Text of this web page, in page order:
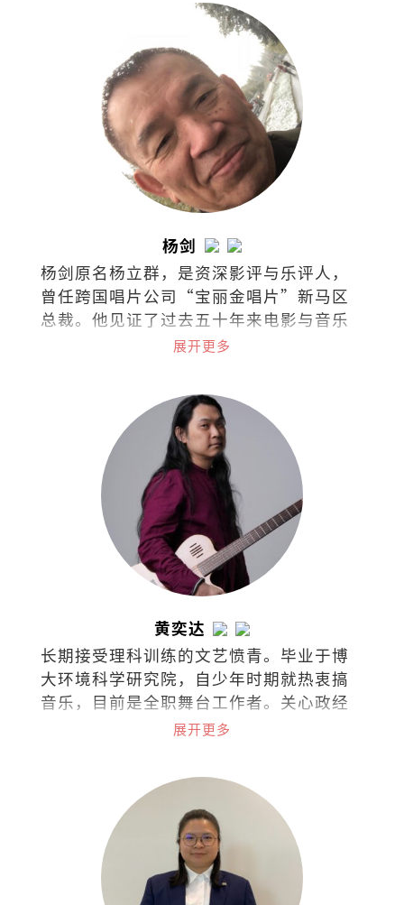
杨剑
杨剑原名杨立群，是资深影评与乐评人，
曾任跨国唱片公司“宝丽金唱片”新马区
总裁。他见证了过去五十年来电影与音乐
演变，是流行娱乐的活字典。
展开更多
黄奕达
长期接受理科训练的文艺愤青。毕业于博
大环境科学研究院，自少年时期就热衷搞
音乐，目前是全职舞台工作者。关心政经
文教、两性课题、意识形态、人性陋
展开更多